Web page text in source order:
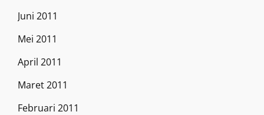
Juni 2011
Mei 2011
April 2011
Maret 2011
Februari 2011